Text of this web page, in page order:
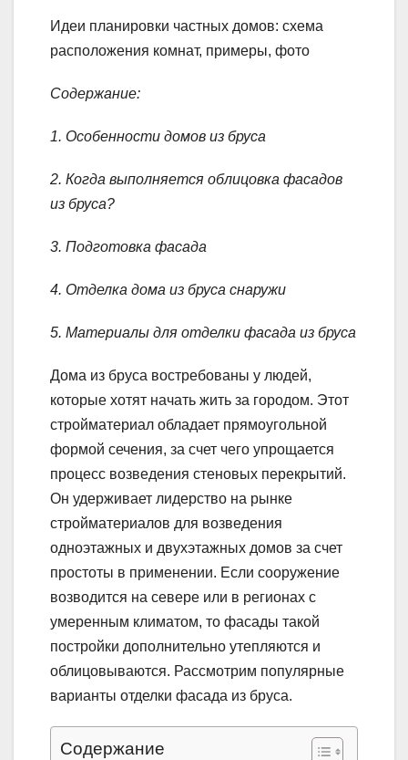
Идеи планировки частных домов: схема
расположения комнат, примеры, фото
Содержание:
1. Особенности домов из бруса
2. Когда выполняется облицовка фасадов
из бруса?
3. Подготовка фасада
4. Отделка дома из бруса снаружи
5. Материалы для отделки фасада из бруса
Дома из бруса востребованы у людей,
которые хотят начать жить за городом. Этот
стройматериал обладает прямоугольной
формой сечения, за счет чего упрощается
процесс возведения стеновых перекрытий.
Он удерживает лидерство на рынке
стройматериалов для возведения
одноэтажных и двухэтажных домов за счет
простоты в применении. Если сооружение
возводится на севере или в регионах с
умеренным климатом, то фасады такой
постройки дополнительно утепляются и
облицовываются. Рассмотрим популярные
варианты отделки фасада из бруса.
Содержание